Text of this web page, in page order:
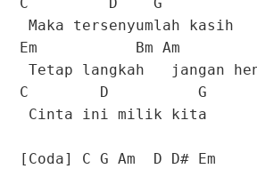
Maka tersenyumlah kasih
Em Bm Am
Tetap langkah jangan
C D G
Cinta ini milik kita
[Coda] C G Am D D# Em